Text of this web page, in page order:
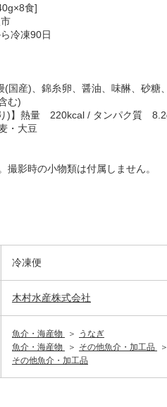
食]
冷凍90日
(国産)、錦糸卵、醤油、味醂、砂
む)
り)】熱量 220kcal / タンパク質
・大豆
影時の小物類は付属しません。
冷凍便
木村水産株式会社
魚介・海産物
うなぎ
魚介・海産物
その他魚介・加工品
その他魚介・加工品